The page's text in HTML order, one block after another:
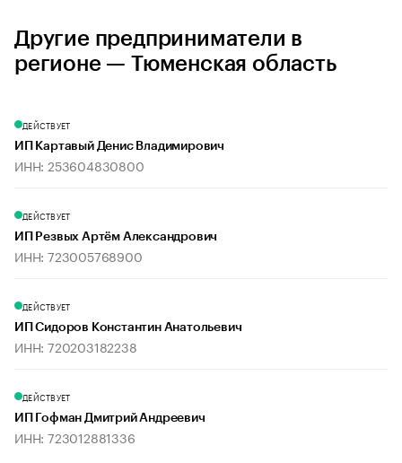
Другие предприниматели в
регионе — Тюменская область
ДЕЙСТВУЕТ
ИП Картавый Денис Владимирович
ИНН: 253604830800
ДЕЙСТВУЕТ
ИП Резвых Артём Александрович
ИНН: 723005768900
ДЕЙСТВУЕТ
ИП Сидоров Константин Анатольевич
ИНН: 720203182238
ДЕЙСТВУЕТ
ИП Гофман Дмитрий Андреевич
ИНН: 723012881336